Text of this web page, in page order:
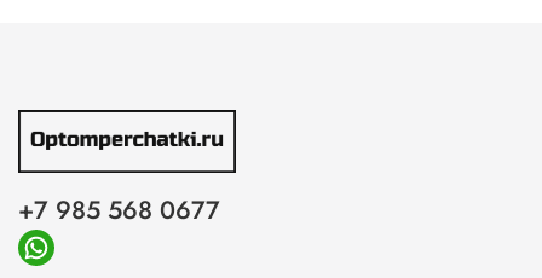
+7 985 568 0677